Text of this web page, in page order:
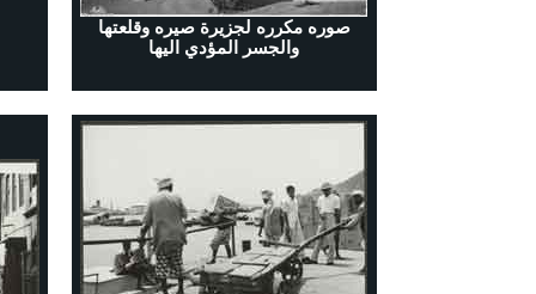
صوره مكرره لجزيرة صيره وقلعتها
والجسر المؤدي اليها